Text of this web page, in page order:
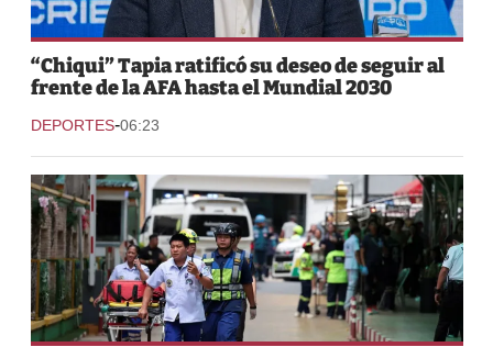
“Chiqui” Tapia ratificó su deseo de seguir al
frente de la AFA hasta el Mundial 2030
DEPORTES-06:23